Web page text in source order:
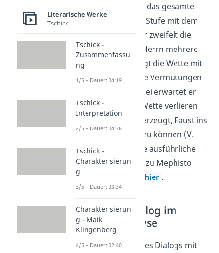
versucht sich über das gesamte
Gespräch auf eine Stufe mit dem
Herrn zu stellen. Er zweifelt die
Allwissenheit des Herrn mehrere
Male an und schlägt die Wette mit
Faust vor, um seine Vermutungen
zu bestätigen. Dabei erwartet er
nicht, dass er die Wette verlieren
könnte und ist überzeugt, Faust ins
Teuflische führen zu können (V.
312). Wenn du eine ausführliche
Charakterisierung zu Mephisto
suchst, dann klick hier .
Sprache – Prolog im
Himmel Analyse
Schon zu Beginn des Dialogs mit
Literarische Werke
Tschick
Tschick -
Zusammenfassu
ng
1/5 – Dauer: 04:19
Tschick -
Interpretation
2/5 – Dauer: 04:38
Tschick -
Charakterisierun
g
3/5 – Dauer: 03:34
Charakterisierun
g - Maik
Klingenberg
4/5 – Dauer: 02:40